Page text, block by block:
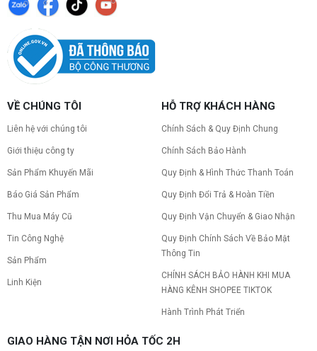
PC gaming nóng quạt kêu to: Nguyên
Tình trạng PC gaming nóng quạt kêu to khiến
máy giật lag, giảm tuổi thọ? Tìm hiểu ngay
nguyên nhân và cách khắc phục hiệu quả để máy
ra mắt: Nhanh, Mạnh, Giá tốt
CPU AMD Ryzen 7 7700X3D chính thức ra mắt
với công nghệ 3D V-Cache đỉnh cao, mang lại
hiệu năng chơi game vượt trội. Khám phá chi tiết
10 Nguyên nhân khiến PC gaming bị tụt
FPS thường gặp
10 nguyên nhân khiến máy tụt FPS khi chơi game
Nguyễn Thắng.
NVIDIA Hoãn Ra Mắt Dòng RTX 50
SUPER: Card Đã Tới Tay Đối Tác Nhưng
"Mắc Kẹt" Vì Giá RAM GDDR7 3GB
NVIDIA đột ngột tạm hoãn ra mắt dòng card đồ
bến nhà máy của các đối tác. Nguyên nhân chính
phiên bản 2GB tiêu chuẩn. Cùng khám phá chi tiết
Build PC gaming 30 triệu: Cấu hình
VỀ CHÚNG TÔI
Liên hệ với chúng tôi
Giới thiệu công ty
Sản Phẩm Khuyến Mãi
Báo Giá Sản Phẩm
Thu Mua Máy Cũ
Tin Công Nghệ
Sản Phẩm
Linh Kiện
HỖ TRỢ KHÁCH HÀNG
Chính Sách & Quy Định Chung
Chính Sách Bảo Hành
Quy Định & Hình Thức Thanh Toán
Quy Định Đổi Trả & Hoàn Tiền
Quy Định Vận Chuyển & Giao Nhận
Quy Định Chính Sách Về Bảo Mật
Thông Tin
CHÍNH SÁCH BẢO HÀNH KHI MUA
HÀNG KÊNH SHOPEE TIKTOK
Hành Trình Phát Triển
GIAO HÀNG TẬN NƠI HỎA TỐC 2H